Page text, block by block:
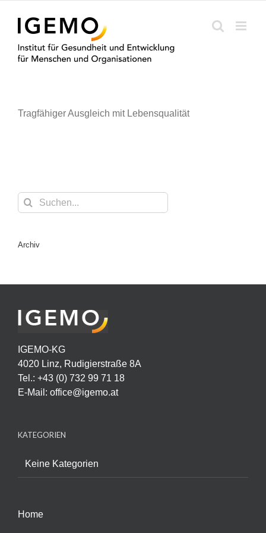
Inhalt
springen
Tragfähiger Ausgleich mit Lebensqualität
Suche
nach:
Archiv
IGEMO-KG
4020 Linz, Rudigierstraße 8A
Tel.: +43 (0) 732 99 71 18
E-Mail: office@igemo.at
KATEGORIEN
Keine Kategorien
Home